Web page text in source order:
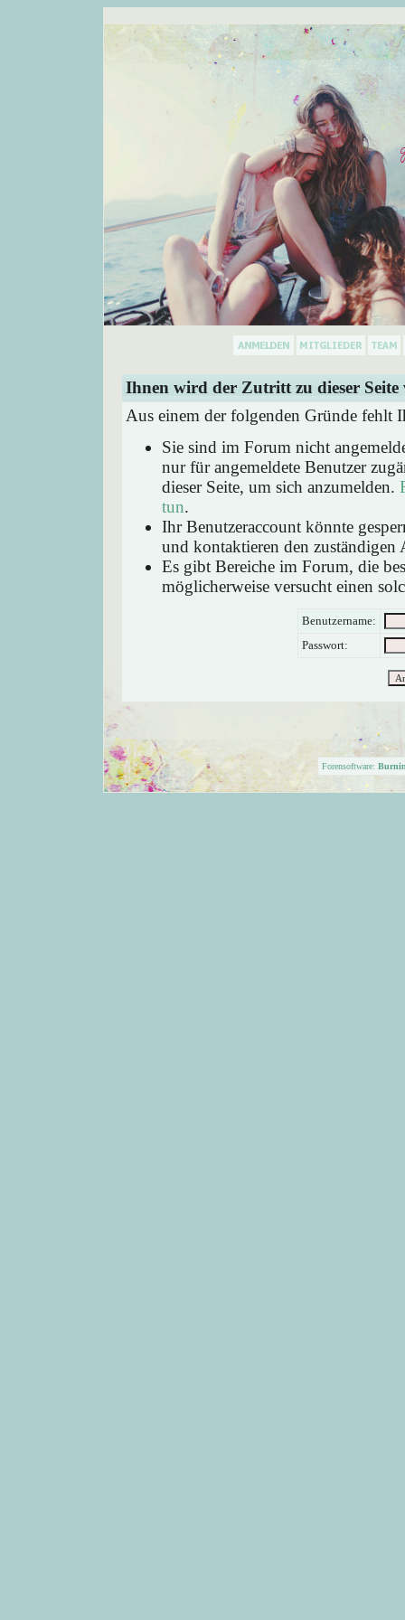
Ihnen wird der Zutritt zu dieser Seite
Aus einem der folgenden Gründe fehlt
Sie sind im Forum nicht
nur für angemeldete Benutzer
dieser Seite, um sich anzumelden.
tun.
Ihr Benutzeraccount könnte
und kontaktieren den zuständigen
Es gibt Bereiche im Forum, die
möglicherweise versucht einen
Benutzername:
Passwort:
Forensoftware: